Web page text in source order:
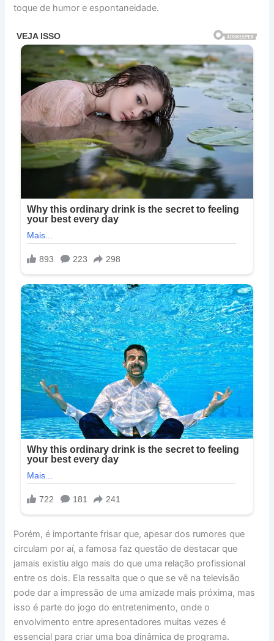
toque de humor e espontaneidade.
Porém, é importante frisar que, apesar dos rumores que
circulam por aí, a famosa faz questão de destacar que
jamais existiu algo mais do que uma relação profissional
entre os dois. Ela ressalta que o que se vê na televisão
pode dar a impressão de uma amizade mais próxima, mas
isso é parte do jogo do entretenimento, onde o
envolvimento entre apresentadores muitas vezes é
essencial para criar uma boa dinâmica de programa.